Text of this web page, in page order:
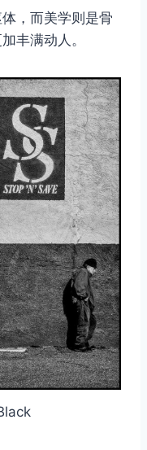
，而美学则是骨
丰满动人。